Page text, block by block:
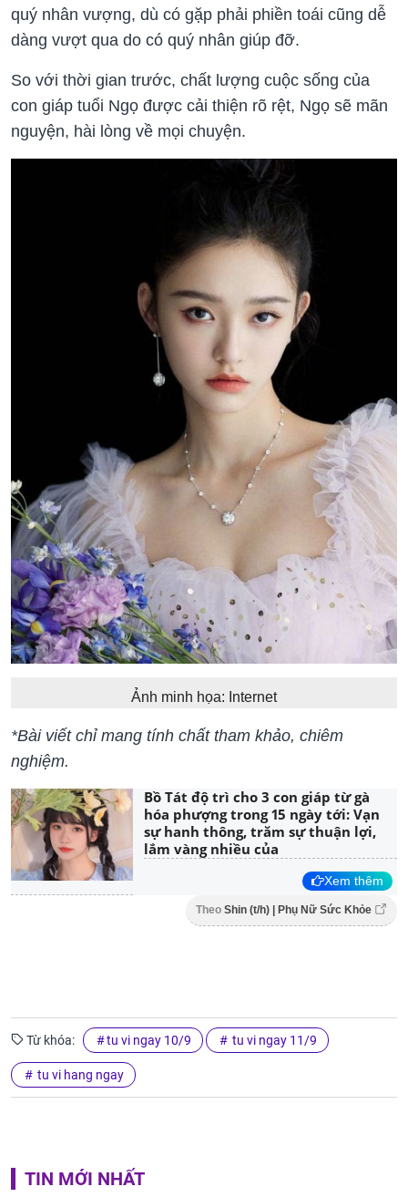
quý nhân vượng, dù có gặp phải phiền toái cũng dễ
dàng vượt qua do có quý nhân giúp đỡ.
So với thời gian trước, chất lượng cuộc sống của
con giáp tuổi Ngọ được cải thiện rõ rệt, Ngọ sẽ mãn
nguyện, hài lòng về mọi chuyện.
Ảnh minh họa: Internet
*Bài viết chỉ mang tính chất tham khảo, chiêm
nghiệm.
Bồ Tát độ trì cho 3 con giáp từ gà
hóa phượng trong 15 ngày tới: Vạn
sự hanh thông, trăm sự thuận lợi,
lắm vàng nhiều của
Xem thêm
Theo Shin (t/h) | Phụ Nữ Sức Khỏe
Từ khóa: tu vi ngay 10/9 tu vi ngay 11/9
tu vi hang ngay
TIN MỚI NHẤT